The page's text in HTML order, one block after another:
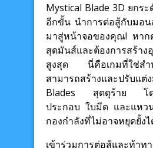
Mystical Blade 3D ยกร
อีกขั้น นำการต่อสู้กับมอน
มาสู่หน้าจอของคุณ! หา
สุดมันส์และต้องการสร้า
สูงสุด นี่คือเกมที่ใช่
สามารถสร้างและปรับแ
Blades สุดดุร้าย โด
ประกอบ ใบมีด และแหว
กองกำลังที่ไม่อาจหยุดยั้ง
เข้าร่วมการต่อสู้และท้าท